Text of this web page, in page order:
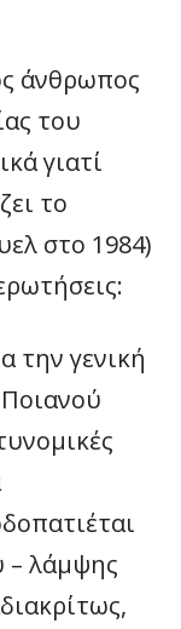
άνθρωπος
του
γιατί
το
στο 1984)
την γενική
Ποιανού
– λάμψης